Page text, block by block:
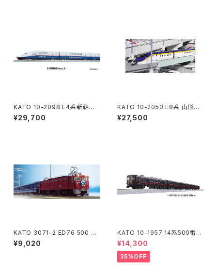
KATO 10-2098 E4系新幹線
「Maxとき」 8両セット Nゲージ
鉄道模型（新品 在庫品）
¥29,700
KATO 10-2050 E8系 山形新
幹線"つばさ" 7両セット【特別企
画品】 Nゲージ 鉄道模型（新
¥27,500
KATO 3071-2 ED76 500 JR
仕様 Nゲージ 鉄道模型（新品
在庫品）
¥9,020
KATO 10-1957 14系500番
台"SL冬の湿原号" 5両セット N
ゲージ 鉄道模型 北海道（新
品 在庫品）
¥14,300
35%OFF